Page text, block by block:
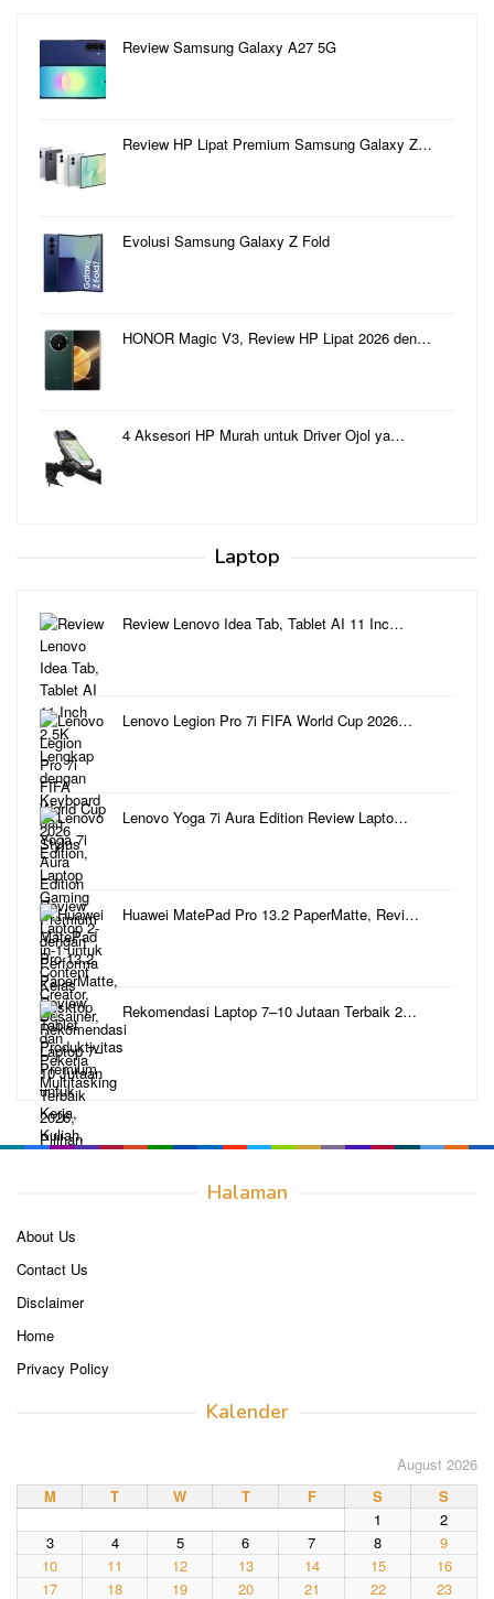
Review Samsung Galaxy A27 5G
Review HP Lipat Premium Samsung Galaxy Z…
Evolusi Samsung Galaxy Z Fold
HONOR Magic V3, Review HP Lipat 2026 den…
4 Aksesori HP Murah untuk Driver Ojol ya…
Laptop
Review Lenovo Idea Tab, Tablet AI 11 Inc…
Lenovo Legion Pro 7i FIFA World Cup 2026…
Lenovo Yoga 7i Aura Edition Review Lapto…
Huawei MatePad Pro 13.2 PaperMatte, Revi…
Rekomendasi Laptop 7–10 Jutaan Terbaik 2…
Halaman
About Us
Contact Us
Disclaimer
Home
Privacy Policy
Kalender
August 2026
M
T W T F S
S
1
2
3
4 5 6 7 8
9
10
11 12 13 14 15
16
17
18 19 20 21 22 23